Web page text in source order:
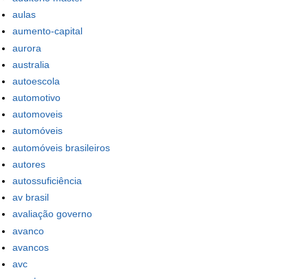
aulas
aumento-capital
aurora
australia
autoescola
automotivo
automoveis
automóveis
automóveis brasileiros
autores
autossuficiência
av brasil
avaliação governo
avanco
avancos
avc